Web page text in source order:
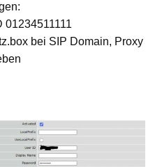
01234511111
bei SIP Domain, Proxy